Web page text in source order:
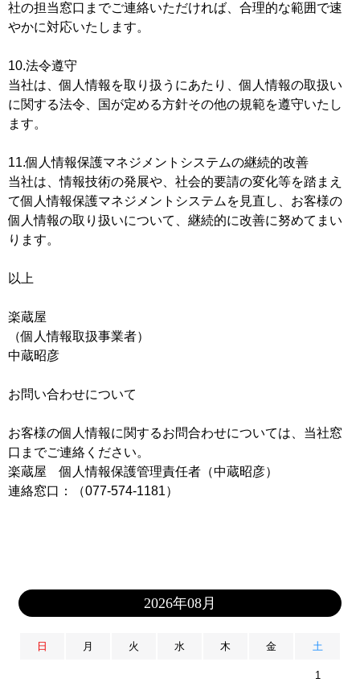
社の担当窓口までご連絡いただければ、合理的な範囲で速
やかに対応いたします。
10.法令遵守
当社は、個人情報を取り扱うにあたり、個人情報の取扱い
に関する法令、国が定める方針その他の規範を遵守いたし
ます。
11.個人情報保護マネジメントシステムの継続的改善
当社は、情報技術の発展や、社会的要請の変化等を踏まえ
て個人情報保護マネジメントシステムを見直し、お客様の
個人情報の取り扱いについて、継続的に改善に努めてまい
ります。
以上
楽蔵屋
（個人情報取扱事業者）
中蔵昭彦
お問い合わせについて
お客様の個人情報に関するお問合わせについては、当社窓
口までご連絡ください。
楽蔵屋 個人情報保護管理責任者（中蔵昭彦）
連絡窓口：（077-574-1181）
2026年08月
日 月 火 水 木 金 土
1